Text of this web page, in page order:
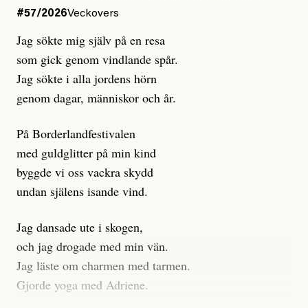
Dagens ETC arbetar med ”opålitliga källor” för att
klickbete är inte intressant för Dagens ETC.
Journalistiken är låst. En klatschig men korrekt rubrik
gör förhoppningsvis att en nyfiken beställer
prenumeration, men den avslutas sekunder senare om
dessa granskningar på olika källor, alltifrån domar till
en mängd intervjupersoner, inklusive generös
möjlighet att bemöta för såväl personen vars motiv att
engagera sig i Palestinarörelsen ifrågasätts som de
grupper där Säpo-resursen samlade in uppgifter.
Researchen är grundlig.
Möjligen är det egentligen inte journalistikens metod
som stör?
#57/2026Veckovers
Jag sökte mig själv på en resa
som gick genom vindlande spår.
Jag sökte i alla jordens hörn
genom dagar, människor och år.
På Borderlandfestivalen
med guldglitter på min kind
byggde vi oss vackra skydd
undan själens isande vind.
Jag dansade ute i skogen,
och jag drogade med min vän.
Jag läste om charmen med tarmen.
Gjorde yoga med Adriene.